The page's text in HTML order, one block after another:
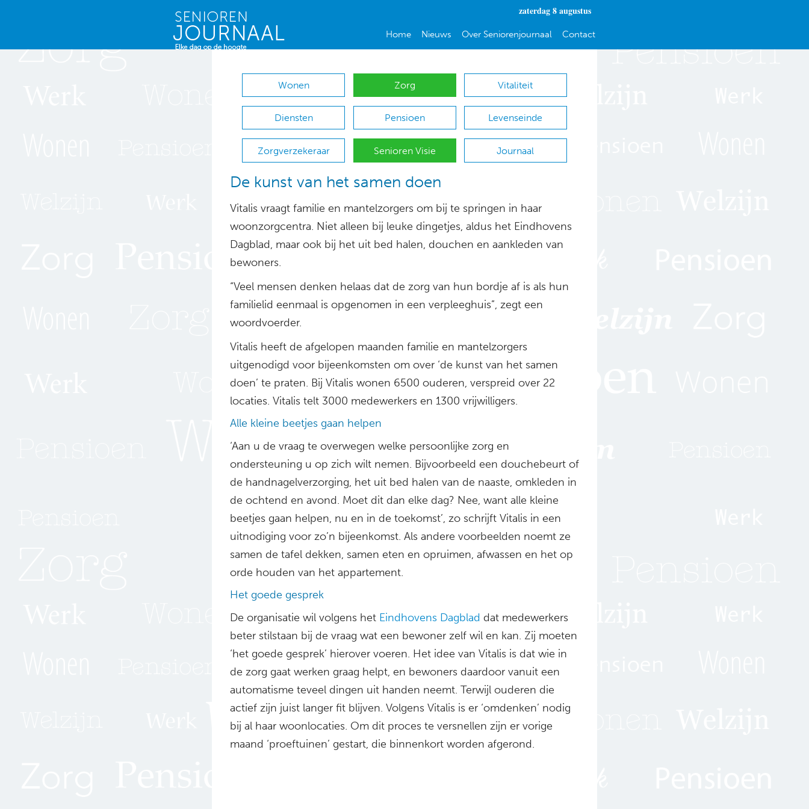
zaterdag 8 augustus
Home Nieuws Over Seniorenjournaal Contact
Wonen Zorg Vitaliteit
Diensten Pensioen Levenseinde
Zorgverzekeraar Senioren Visie Journaal
De kunst van het samen doen
Vitalis vraagt familie en mantelzorgers om bij te springen in haar
woonzorgcentra. Niet alleen bij leuke dingetjes, aldus het Eindhovens
Dagblad, maar ook bij het uit bed halen, douchen en aankleden van
bewoners.
“Veel mensen denken helaas dat de zorg van hun bordje af is als hun
familielid eenmaal is opgenomen in een verpleeghuis”, zegt een
woordvoerder.
Vitalis heeft de afgelopen maanden familie en mantelzorgers
uitgenodigd voor bijeenkomsten om over ‘de kunst van het samen
doen’ te praten. Bij Vitalis wonen 6500 ouderen, verspreid over 22
locaties. Vitalis telt 3000 medewerkers en 1300 vrijwilligers.
Alle kleine beetjes gaan helpen
‘Aan u de vraag te overwegen welke persoonlijke zorg en
ondersteuning u op zich wilt nemen. Bijvoorbeeld een douchebeurt of
de handnagelverzorging, het uit bed halen van de naaste, omkleden in
de ochtend en avond. Moet dit dan elke dag? Nee, want alle kleine
beetjes gaan helpen, nu en in de toekomst’, zo schrijft Vitalis in een
uitnodiging voor zo’n bijeenkomst. Als andere voorbeelden noemt ze
samen de tafel dekken, samen eten en opruimen, afwassen en het op
orde houden van het appartement.
Het goede gesprek
De organisatie wil volgens het Eindhovens Dagblad dat medewerkers
beter stilstaan bij de vraag wat een bewoner zelf wil en kan. Zij moeten
‘het goede gesprek’ hierover voeren. Het idee van Vitalis is dat wie in
de zorg gaat werken graag helpt, en bewoners daardoor vanuit een
automatisme teveel dingen uit handen neemt. Terwijl ouderen die
actief zijn juist langer fit blijven. Volgens Vitalis is er ‘omdenken’ nodig
bij al haar woonlocaties. Om dit proces te versnellen zijn er vorige
maand ‘proeftuinen’ gestart, die binnenkort worden afgerond.